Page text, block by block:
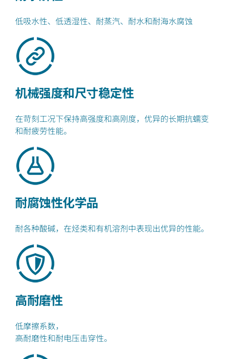
低吸水性、低透湿性、耐蒸汽、耐水和耐海水腐蚀
机械强度和尺寸稳定性
在苛刻工况下保持高强度和高刚度，优异的长期抗蠕变
和耐疲劳性能。
耐腐蚀性化学品
耐各种酸碱，在烃类和有机溶剂中表现出优异的性能。
高耐磨性
低摩擦系数，
高耐磨性和耐电压击穿性。